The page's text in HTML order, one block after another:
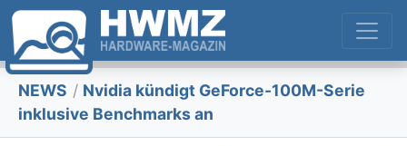
NEWS / Nvidia kündigt GeForce-100M-Serie
inklusive Benchmarks an